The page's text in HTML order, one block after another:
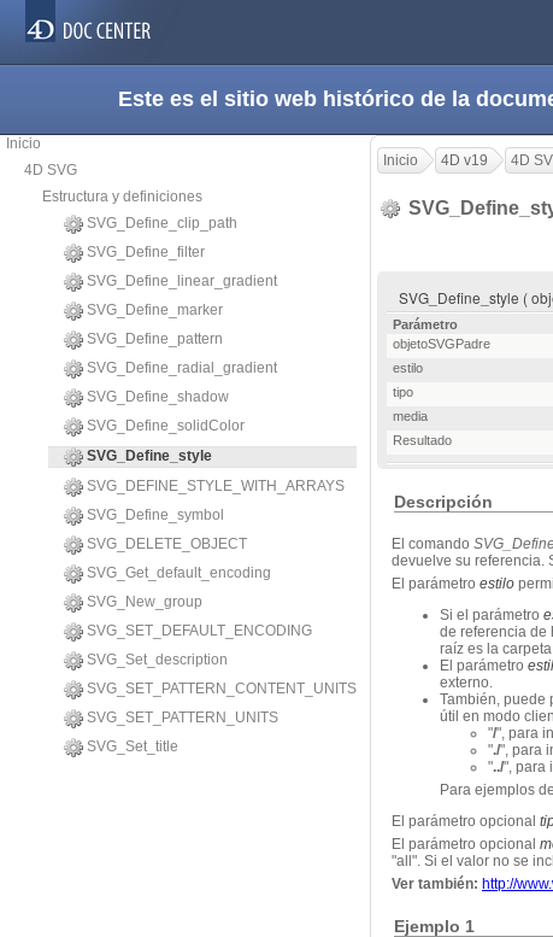
Este es el sitio web histórico de la
Inicio
4D SVG
Estructura y definiciones
SVG_Define_clip_path
SVG_Define_filter
SVG_Define_linear_gradient
SVG_Define_marker
SVG_Define_pattern
SVG_Define_radial_gradient
SVG_Define_shadow
SVG_Define_solidColor
SVG_Define_style
SVG_DEFINE_STYLE_WITH_ARRAYS
SVG_Define_symbol
SVG_DELETE_OBJECT
SVG_Get_default_encoding
SVG_New_group
SVG_SET_DEFAULT_ENCODING
SVG_Set_description
SVG_SET_PATTERN_CONTENT_UNITS
SVG_SET_PATTERN_UNITS
SVG_Set_title
Inicio 4D v19 4D
SVG_Define_style (
Parámetro
objetoSVGPadre
estilo
tipo
media
Resultado
Descripción
El comando
devuelve su referencia.
El parámetro estilo
Si el parámetro
de referencia de
raíz es la
El parámetro
externo.
También, puede
útil en modo
"/", para
"./", para
"../", para
Para ejemplos
El parámetro opcional
El parámetro opcional
"all". Si el valor no se
Ver también: http://
Ejemplo 1